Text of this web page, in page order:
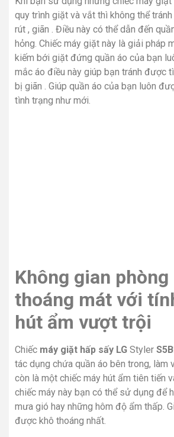
quy trình giặt và vắt thì không thể
rút , giãn . Điều này có thể dẫn đến
hỏng. Chiếc máy giặt này là giải pháp
kiếm bới giặt đứng quần áo của bạn
mắc áo điều này giúp bạn tránh được
bị giãn . Giúp quần áo của bạn luôn
tình trạng như mới.
Không gian phòng
thoáng mát với
hút ẩm vượt trội
Chiếc máy giặt hấp sấy LG Styler
tác dụng chứa quần áo bên trong, làm
còn là một chiếc máy hút ẩm tiên tiến
chiếc máy này bạn có thể sử dụng để
mưa gió hay những hôm độ ẩm thấp.
được khô thoáng nhất.